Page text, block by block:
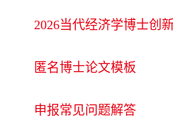
2026当代经济学博士创
匿名博士论文模板
申报常见问题解答